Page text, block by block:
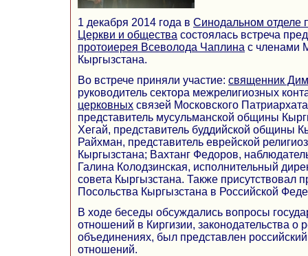
1 декабря 2014 года в Синодальном отделе
Церкви и общества состоялась встреча
протоиерея Всеволода Чаплина с членами
Кыргызстана.
Во встрече приняли участие: священник
руководитель сектора межрелигиозных
церковных связей Московского
представитель мусульманской общины
Хегай, представитель буддийской общины
Райхман, представитель еврейской
Кыргызстана; Вахтанг Федоров,
Галина Колодзинская, исполнительный
совета Кыргызстана. Также присутствовал
Посольства Кыргызстана в Российской
В ходе беседы обсуждались вопросы
отношений в Киргизии, законодательства о
объединениях, был представлен
отношений.